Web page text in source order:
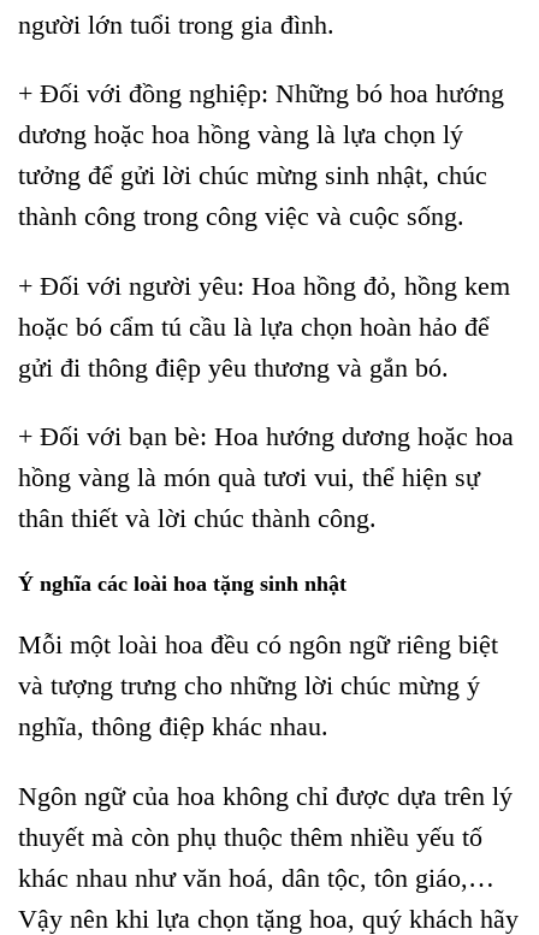
người lớn tuổi trong gia đình.
+ Đối với đồng nghiệp: Những bó hoa hướng
dương hoặc hoa hồng vàng là lựa chọn lý
tưởng để gửi lời chúc mừng sinh nhật, chúc
thành công trong công việc và cuộc sống.
+ Đối với người yêu: Hoa hồng đỏ, hồng kem
hoặc bó cẩm tú cầu là lựa chọn hoàn hảo để
gửi đi thông điệp yêu thương và gắn bó.
+ Đối với bạn bè: Hoa hướng dương hoặc hoa
hồng vàng là món quà tươi vui, thể hiện sự
thân thiết và lời chúc thành công.
Ý nghĩa các loài hoa tặng sinh nhật
Mỗi một loài hoa đều có ngôn ngữ riêng biệt
và tượng trưng cho những lời chúc mừng ý
nghĩa, thông điệp khác nhau.
Ngôn ngữ của hoa không chỉ được dựa trên lý
thuyết mà còn phụ thuộc thêm nhiều yếu tố
khác nhau như văn hoá, dân tộc, tôn giáo,…
Vậy nên khi lựa chọn tặng hoa, quý khách hãy